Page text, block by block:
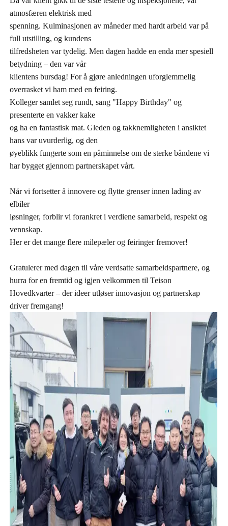
atmosfæren elektrisk med
spenning. Kulminasjonen av måneder med hardt arbeid var på
full utstilling, og kundens
tilfredsheten var tydelig. Men dagen hadde en enda mer spesiell
betydning – den var vår
klientens bursdag! For å gjøre anledningen uforglemmelig
overrasket vi ham med en feiring.
Kolleger samlet seg rundt, sang "Happy Birthday" og
presenterte en vakker kake
og ha en fantastisk mat. Gleden og takknemligheten i ansiktet
hans var uvurderlig, og den
øyeblikk fungerte som en påminnelse om de sterke båndene vi
har bygget gjennom partnerskapet vårt.
Når vi fortsetter å innovere og flytte grenser innen lading av
elbiler
løsninger, forblir vi forankret i verdiene samarbeid, respekt og
vennskap.
Her er det mange flere milepæler og feiringer fremover!
Gratulerer med dagen til våre verdsatte samarbeidspartnere, og
hurra for en fremtid og igjen velkommen til Teison
Hovedkvarter – der ideer utløser innovasjon og partnerskap
driver fremgang!